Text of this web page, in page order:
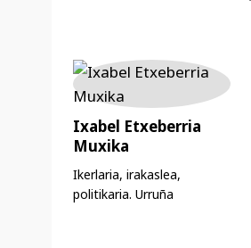
Ixabel Etxeberria
Muxika
Ikerlaria, irakaslea,
politikaria. Urruña